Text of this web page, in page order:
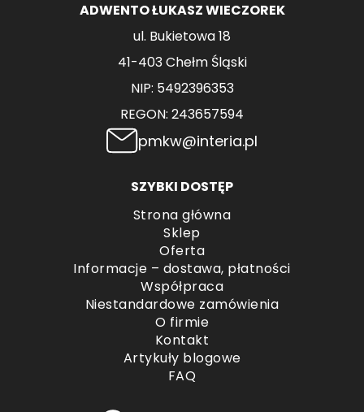
ADWENTO ŁUKASZ WIECZOREK
ul. Bukietowa 18
41-403 Chełm Śląski
NIP: 5492396353
REGON: 243657594
pmkw@interia.pl
SZYBKI DOSTĘP
Strona główna
Sklep
Oferta
Informacje – dostawa, płatności
Współpraca
Niestandardowe zamówienia
O firmie
Kontakt
Artykuły blogowe
FAQ